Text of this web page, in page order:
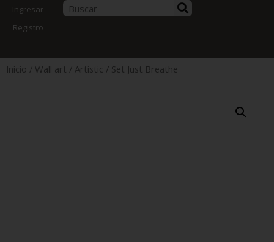
Ingresar
Registro
Inicio / Wall art / Artistic / Set Just Breathe